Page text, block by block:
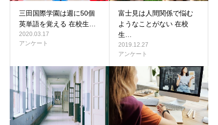
三田国際学園は週に50個
英単語を覚える 在校生…
2020.03.17
アンケート
富士見は人間関係で悩む
ようなことがない 在校
生…
2019.12.27
アンケート